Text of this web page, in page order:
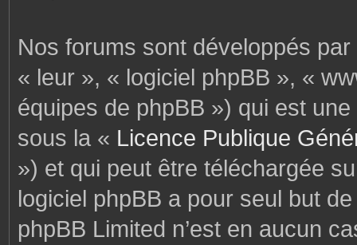
Nos forums sont développés
« leur », « logiciel phpBB », «
équipes de phpBB ») qui est
sous la « Licence Publique
») et qui peut être téléchargée
logiciel phpBB a pour seul but
phpBB Limited n’est en aucun